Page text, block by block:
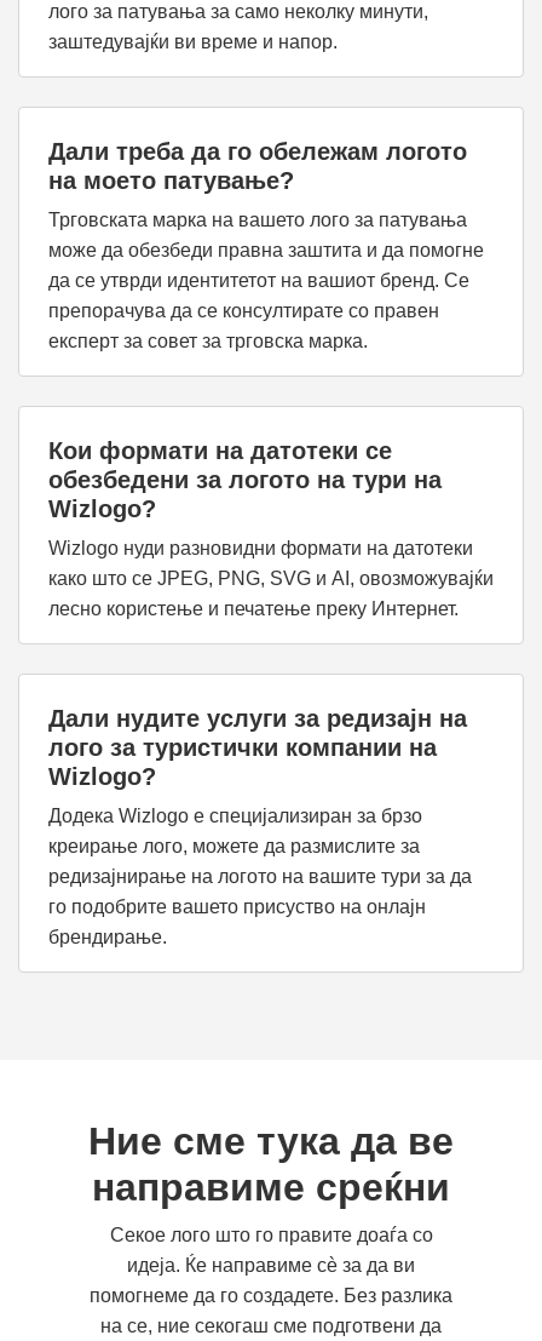
лого за патувања за само неколку минути,
заштедувајќи ви време и напор.
Дали треба да го обележам логото
на моето патување?
Трговската марка на вашето лого за патувања
може да обезбеди правна заштита и да помогне
да се утврди идентитетот на вашиот бренд. Се
препорачува да се консултирате со правен
експерт за совет за трговска марка.
Кои формати на датотеки се
обезбедени за логото на тури на
Wizlogo?
Wizlogo нуди разновидни формати на датотеки
како што се JPEG, PNG, SVG и AI, овозможувајќи
лесно користење и печатење преку Интернет.
Дали нудите услуги за редизајн на
лого за туристички компании на
Wizlogo?
Додека Wizlogo е специјализиран за брзо
креирање лого, можете да размислите за
редизајнирање на логото на вашите тури за да
го подобрите вашето присуство на онлајн
брендирање.
Ние сме тука да ве
направиме среќни
Секое лого што го правите доаѓа со
идеја. Ќе направиме сè за да ви
помогнеме да го создадете. Без разлика
на се, ние секогаш сме подготвени да